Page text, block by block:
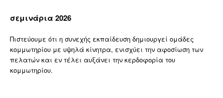
σεμινάρια 2026
Πιστεύουμε ότι η συνεχής εκπαίδευση δημιουργεί ομάδες
κομμωτηρίου με υψηλά κίνητρα, ενισχύει την αφοσίωση των
πελατών και εν τέλει αυξάνει την κερδοφορία του
κομμωτηρίου.